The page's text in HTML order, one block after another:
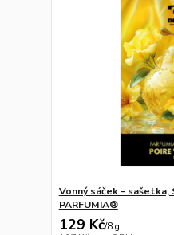
Vonný sáček - sašetka,
PARFUMIA®
129 Kč/8 g